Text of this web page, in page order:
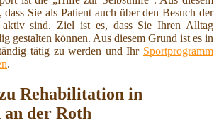
Sie als Patient auch über den Besuch der
aktiv sind. Ziel ist es, dass Sie Ihren Alltag
gestalten können. Aus diesem Grund ist es in
tätig zu werden und Ihr Sportprogramm
.
Rehabilitation in
der Roth